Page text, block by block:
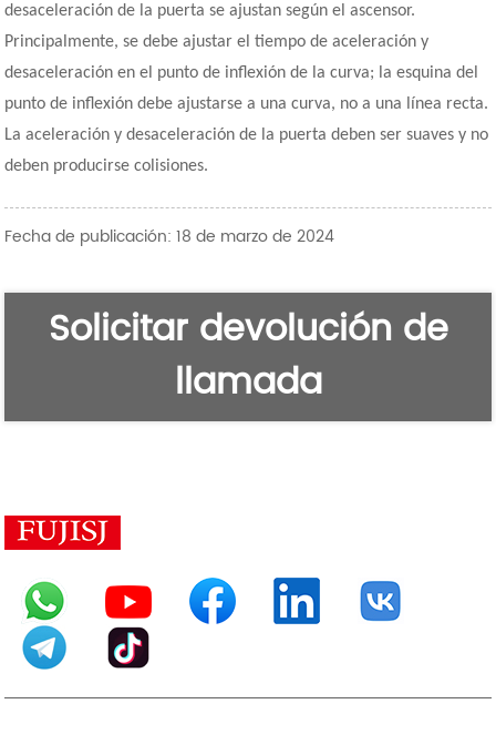
desaceleración de la puerta se ajustan según el ascensor.
Principalmente, se debe ajustar el tiempo de aceleración y
desaceleración en el punto de inflexión de la curva; la esquina del
punto de inflexión debe ajustarse a una curva, no a una línea recta.
La aceleración y desaceleración de la puerta deben ser suaves y no
deben producirse colisiones.
Fecha de publicación: 18 de marzo de 2024
Solicitar devolución de
llamada